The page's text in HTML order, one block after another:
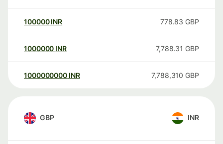
100000 INR 778.83 GBP
1000000 INR 7,788.31 GBP
1000000000 INR 7,788,310 GBP
GBP INR